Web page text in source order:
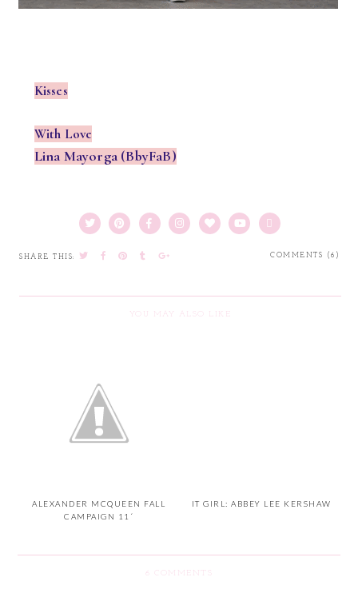
Kisses
With Love
Lina Mayorga (BbyFaB)
COMMENTS (6)
SHARE THIS:
YOU MAY ALSO LIKE
ALEXANDER MCQUEEN FALL
CAMPAIGN 11´
IT GIRL: ABBEY LEE KERSHAW
6 COMMENTS